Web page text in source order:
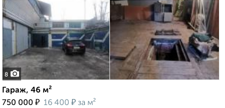
8
Гараж, 46 м²
750 000 ₽ 16 400 ₽ за м²